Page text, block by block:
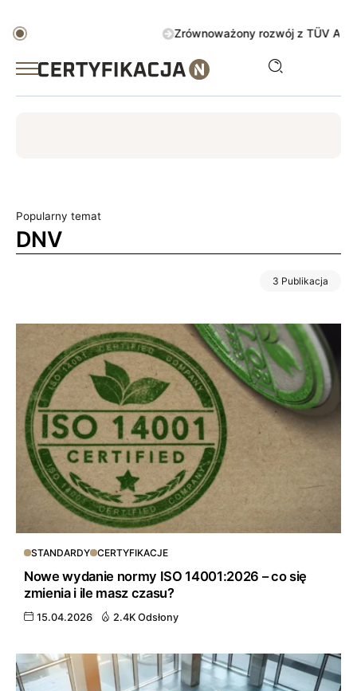
Zrównoważony rozwój z TÜV
Popularny temat
DNV
3 Publikacja
STANDARDY CERTYFIKACJE
Nowe wydanie normy ISO 14001:2026 – co się
zmienia i ile masz czasu?
15.04.2026 2.4K Odsłony